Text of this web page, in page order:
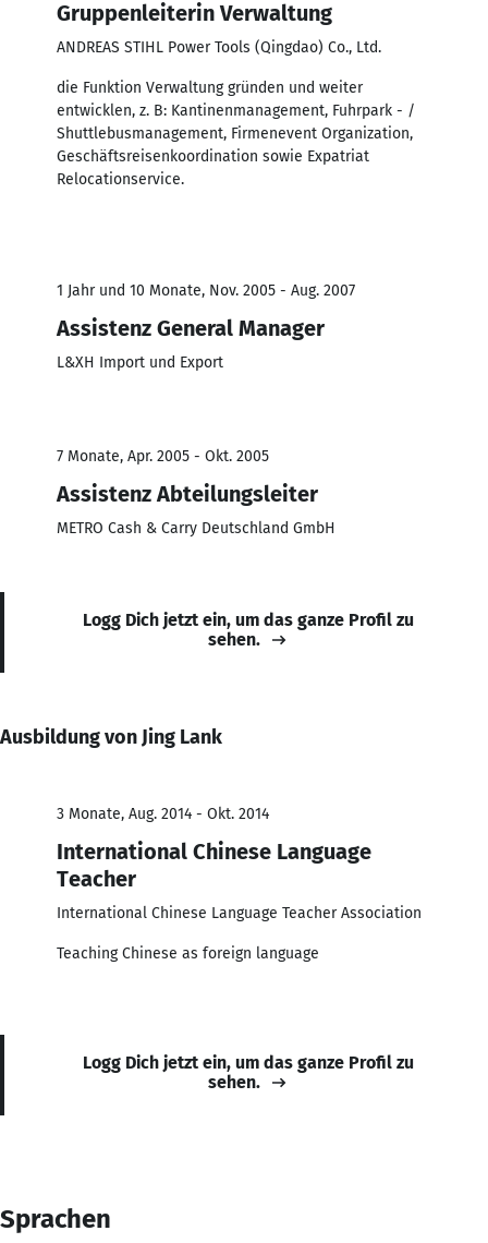
Gruppenleiterin Verwaltung
ANDREAS STIHL Power Tools (Qingdao) Co., Ltd.
die Funktion Verwaltung gründen und weiter
entwicklen, z. B: Kantinenmanagement, Fuhrpark - /
Shuttlebusmanagement, Firmenevent Organization,
Geschäftsreisenkoordination sowie Expatriat
Relocationservice.
1 Jahr und 10 Monate, Nov. 2005 - Aug. 2007
Assistenz General Manager
L&XH Import und Export
7 Monate, Apr. 2005 - Okt. 2005
Assistenz Abteilungsleiter
METRO Cash & Carry Deutschland GmbH
Logg Dich jetzt ein, um das ganze Profil zu
sehen.
Ausbildung von Jing Lank
3 Monate, Aug. 2014 - Okt. 2014
International Chinese Language
Teacher
International Chinese Language Teacher Association
Teaching Chinese as foreign language
Logg Dich jetzt ein, um das ganze Profil zu
sehen.
Sprachen